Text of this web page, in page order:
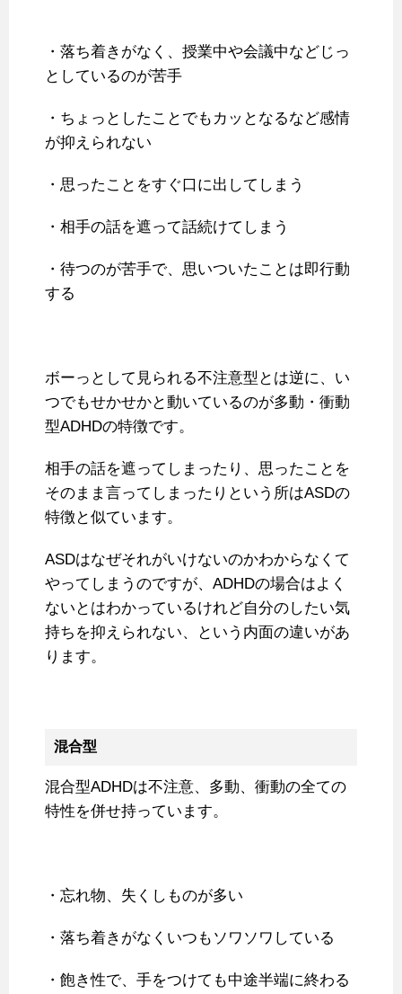
・落ち着きがなく、授業中や会議中などじっ
としているのが苦手
・ちょっとしたことでもカッとなるなど感情
が抑えられない
・思ったことをすぐ口に出してしまう
・相手の話を遮って話続けてしまう
・待つのが苦手で、思いついたことは即行動
する
ボーっとして見られる不注意型とは逆に、い
つでもせかせかと動いているのが多動・衝動
型ADHDの特徴です。
相手の話を遮ってしまったり、思ったことを
そのまま言ってしまったりという所はASDの
特徴と似ています。
ASDはなぜそれがいけないのかわからなくて
やってしまうのですが、ADHDの場合はよく
ないとはわかっているけれど自分のしたい気
持ちを抑えられない、という内面の違いがあ
ります。
混合型
混合型ADHDは不注意、多動、衝動の全ての
特性を併せ持っています。
・忘れ物、失くしものが多い
・落ち着きがなくいつもソワソワしている
・飽き性で、手をつけても中途半端に終わる